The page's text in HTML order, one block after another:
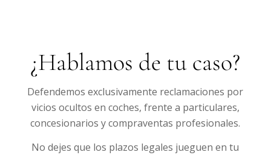
¿Hablamos de tu caso?
Defendemos exclusivamente reclamaciones por
vicios ocultos en coches, frente a particulares,
concesionarios y compraventas profesionales.
No dejes que los plazos legales jueguen en tu